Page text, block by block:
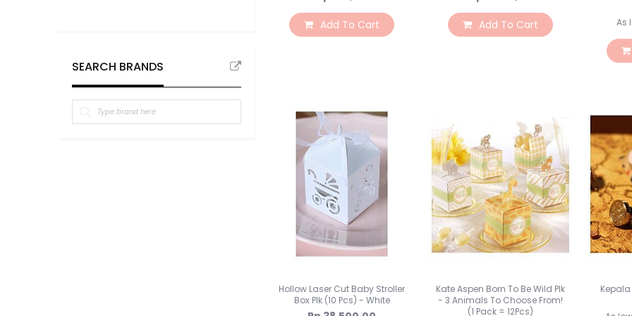
Add To Cart Add To Cart As
Hollow Laser Cut Baby Stroller
Box Plk (10 Pcs) - White
Kate Aspen Born To Be Wild Plk
- 3 Animals To Choose From!
(1 Pack = 12Pcs)
SEARCH BRANDS